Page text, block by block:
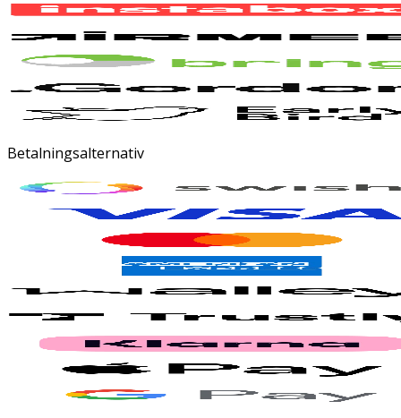
Betalningsalternativ